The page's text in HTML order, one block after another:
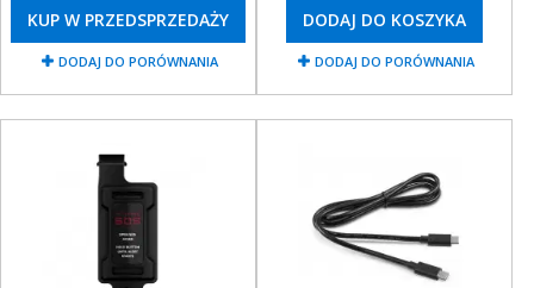
KUP W PRZEDSPRZEDAŻY
DODAJ DO PORÓWNANIA
DODAJ DO KOSZYKA
DODAJ DO PORÓWNANIA